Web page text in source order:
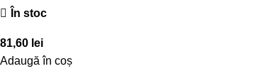
În stoc
81,60 lei
Adaugă în coș